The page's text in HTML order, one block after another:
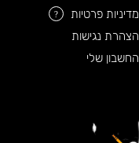
מדיניות פרטיות
?
הצהרת נגישות
החשבון שלי